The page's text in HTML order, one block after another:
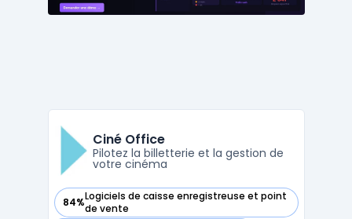
Ciné Office
Pilotez la billetterie et la gestion de
votre cinéma
84%Logiciels de caisse enregistreuse et point
de vente
— voir Ciné Office dans cette catégorie